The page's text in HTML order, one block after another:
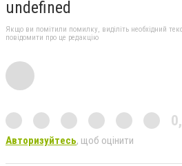
undefined
Якщо ви помітили помилку, виділіть необхідний
повідомити про це редакцію
Авторизуйтесь, щоб оцінити